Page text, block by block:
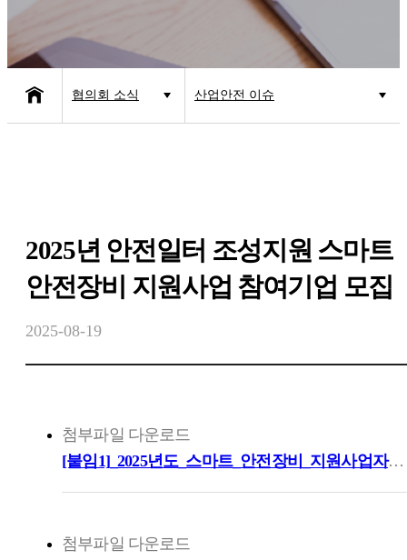
협의회 소식 산업안전 이슈
보도자료
2025년 안전일터 조성지원 스마트
안전장비 지원사업 참여기업 모집
2025-08-19
첨부파일 다운로드
[붙임1]_2025년도_스마트_안전장비_지원사업자율신청품목_3차_공고문.pdf
첨부파일 다운로드